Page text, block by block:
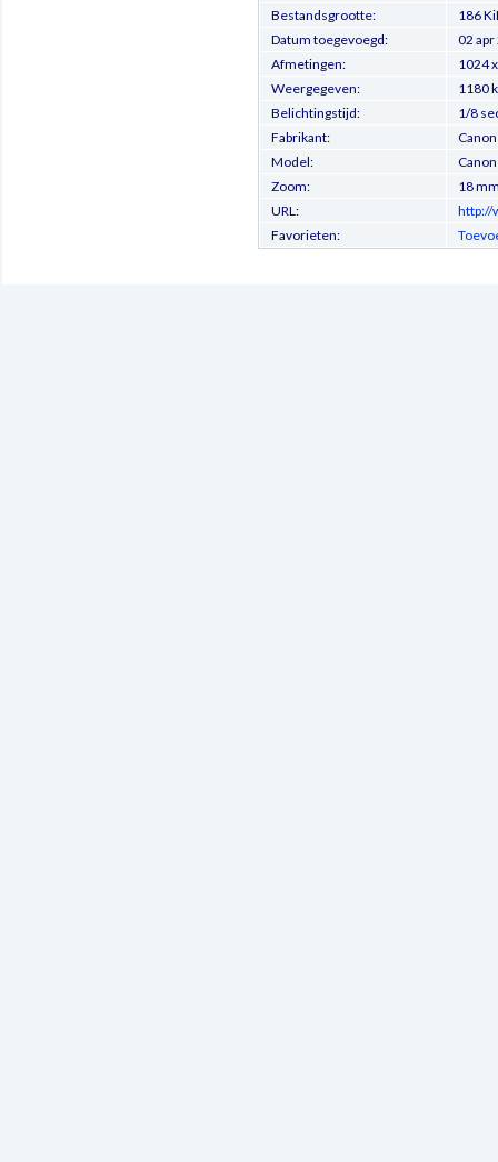
Bestandsgrootte:
186
Datum toegevoegd:
02
Afmetingen:
1024
Weergegeven:
1180
Belichtingstijd:
1/8
Fabrikant:
Canon
Model:
Zoom:
18
URL:
http://
Favorieten: